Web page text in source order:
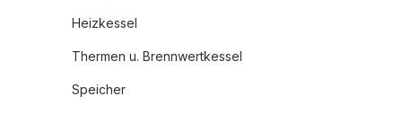
Heizkessel
Thermen u. Brennwertkessel
Speicher